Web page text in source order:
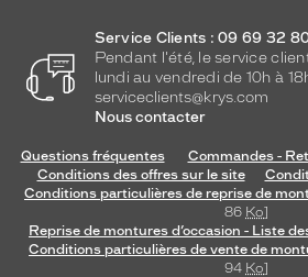
Service Clients : 09 69 32
Pendant l'été, le service
lundi au vendredi de 10h à
serviceclients@krys.com
Nous contacter
Questions fréquentes
Commandes -
Conditions des offres sur le site
Conditions particulières de reprise de
86 Ko]
Reprise de montures d’occasion - Liste
Conditions particulières de vente de
94 Ko]